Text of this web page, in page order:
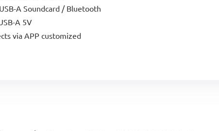
A Soundcard / Bluetooth
A 5V
via APP customized